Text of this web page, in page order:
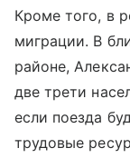
Кроме того, в
миграции. В
районе,
две трети
если поезда
трудовые